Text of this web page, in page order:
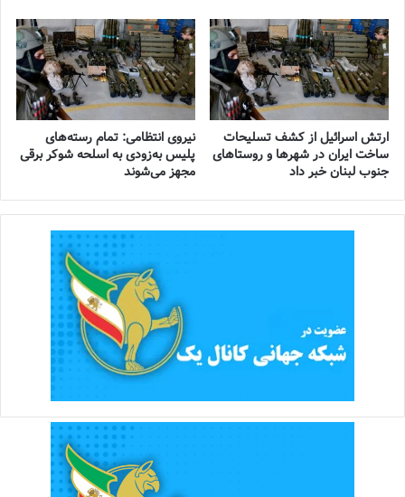
ارتش اسرائیل از کشف تسلیحات
ساخت ایران در شهرها و روستاهای
جنوب لبنان خبر داد
نیروی انتظامی: تمام رسته‌های
پلیس به‌زودی به اسلحه شوکر برقی
مجهز می‌شوند